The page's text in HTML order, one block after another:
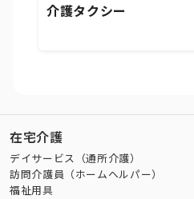
介護タクシー
在宅介護
デイサービス（通所介護）
訪問介護員（ホームヘルパー）
福祉用具